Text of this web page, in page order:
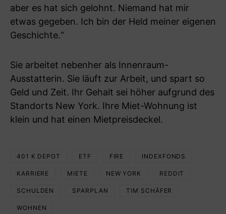
aber es hat sich gelohnt. Niemand hat mir
etwas gegeben. Ich bin der Held meiner eigenen
Geschichte.“
Sie arbeitet nebenher als Innenraum-
Ausstatterin. Sie läuft zur Arbeit, und spart so
Geld und Zeit. Ihr Gehalt sei höher aufgrund des
Standorts New York. Ihre Miet-Wohnung ist
klein und hat einen Mietpreisdeckel.
401 K DEPOT ETF FIRE INDEXFONDS
KARRIERE MIETE NEW YORK REDDIT
SCHULDEN SPARPLAN TIM SCHÄFER
WOHNEN